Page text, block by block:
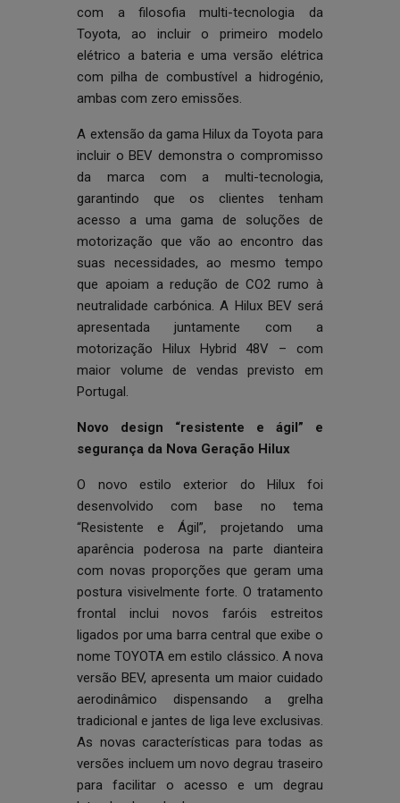
com a filosofia multi-tecnologia da
Toyota, ao incluir o primeiro modelo
elétrico a bateria e uma versão elétrica
com pilha de combustível a hidrogénio,
ambas com zero emissões.
A extensão da gama Hilux da Toyota para
incluir o BEV demonstra o compromisso
da marca com a multi-tecnologia,
garantindo que os clientes tenham
acesso a uma gama de soluções de
motorização que vão ao encontro das
suas necessidades, ao mesmo tempo
que apoiam a redução de CO2 rumo à
neutralidade carbónica. A Hilux BEV será
apresentada juntamente com a
motorização Hilux Hybrid 48V – com
maior volume de vendas previsto em
Portugal.
Novo design “resistente e ágil” e
segurança da Nova Geração Hilux
O novo estilo exterior do Hilux foi
desenvolvido com base no tema
“Resistente e Ágil”, projetando uma
aparência poderosa na parte dianteira
com novas proporções que geram uma
postura visivelmente forte. O tratamento
frontal inclui novos faróis estreitos
ligados por uma barra central que exibe o
nome TOYOTA em estilo clássico. A nova
versão BEV, apresenta um maior cuidado
aerodinâmico dispensando a grelha
tradicional e jantes de liga leve exclusivas.
As novas características para todas as
versões incluem um novo degrau traseiro
para facilitar o acesso e um degrau